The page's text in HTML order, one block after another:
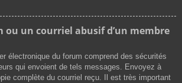
ou un courriel abusif d’un membre
électronique du forum comprend des sécurités
qui envoient de tels messages. Envoyez à
complète du courriel reçu. Il est très important